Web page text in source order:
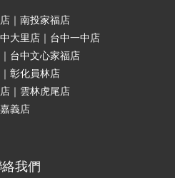
｜南投家福店
大里店｜台中一中店
台中文心家福店
彰化員林店
｜雲林虎尾店
嘉義店
我們